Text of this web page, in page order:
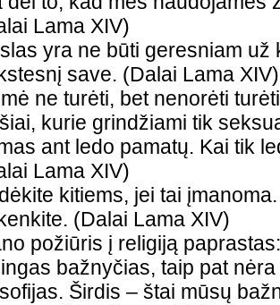
Lama XIV)
yra ne būti geresniam už
save. (Dalai Lama XIV)
ne turėti, bet nenorėti
kurie grindžiami tik
ant ledo pamatų. Kai tik
Lama XIV)
kitiems, jei tai
(Dalai Lama XIV)
požiūris į religiją
bažnyčias, taip pat
Širdis – štai mūsų